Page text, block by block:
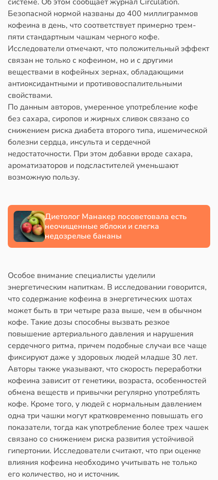
Безопасной нормой названы до 400 миллиграммов
кофеина в день, что соответствует примерно трем-
пяти стандартным чашкам черного кофе.
Исследователи отмечают, что положительный эффект
связан не только с кофеином, но и с другими
веществами в кофейных зернах, обладающими
антиоксидантными и противовоспалительными
свойствами.
По данным авторов, умеренное употребление кофе
без сахара, сиропов и жирных сливок связано со
снижением риска диабета второго типа, ишемической
болезни сердца, инсульта и сердечной
недостаточности. При этом добавки вроде сахара,
ароматизаторов и подсластителей уменьшают
возможную пользу.
Диетолог Манакер посоветовала есть
неочищенные яблоки и слегка
недозрелые бананы
Особое внимание специалисты уделили
энергетическим напиткам. В исследовании говорится,
что содержание кофеина в энергетических шотах
может быть в три четыре раза выше, чем в обычном
кофе. Такие дозы способны вызвать резкое
повышение артериального давления и нарушения
сердечного ритма, причем подобные случаи все чаще
фиксируют даже у здоровых людей младше 30 лет.
Авторы также указывают, что скорость переработки
кофеина зависит от генетики, возраста, особенностей
обмена веществ и привычки регулярно употреблять
кофе. Кроме того, у людей с нормальным давлением
одна три чашки могут кратковременно повышать его
показатели, тогда как употребление более трех чашек
связано со снижением риска развития устойчивой
гипертонии. Исследователи считают, что при оценке
влияния кофеина необходимо учитывать не только
его количество, но и источник.